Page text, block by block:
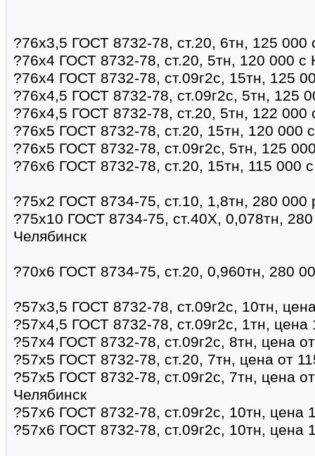
?76х3,5 ГОСТ 8732-78, ст.20, 6тн, 125
?76х4 ГОСТ 8732-78, ст.20, 5тн, 120 000
?76х4 ГОСТ 8732-78, ст.09г2с, 15тн, 125
?76х4,5 ГОСТ 8732-78, ст.09г2с, 5тн, 125
?76х4,5 ГОСТ 8732-78, ст.20, 5тн, 122
?76х5 ГОСТ 8732-78, ст.20, 15тн, 120 000
?76х5 ГОСТ 8732-78, ст.09г2с, 5тн, 125
?76х6 ГОСТ 8732-78, ст.20, 15тн, 115 000
?75х2 ГОСТ 8734-75, ст.10, 1,8тн, 280
?75х10 ГОСТ 8734-75, ст.40Х, 0,078тн,
Челябинск
?70х6 ГОСТ 8734-75, ст.20, 0,960тн, 280
?57х3,5 ГОСТ 8732-78, ст.09г2с, 10тн,
?57х4,5 ГОСТ 8732-78, ст.09г2с, 1тн, цена
?57х4 ГОСТ 8732-78, ст.09г2с, 8тн, цена
?57х5 ГОСТ 8732-78, ст.20, 7тн, цена от
?57х5 ГОСТ 8732-78, ст.09г2с, 7тн, цена
Челябинск
?57х6 ГОСТ 8732-78, ст.09г2с, 10тн, цена
?57х6 ГОСТ 8732-78, ст.09г2с, 10тн, цена